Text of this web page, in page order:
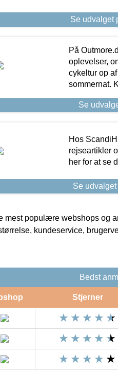
Se udvalget
På
oplevelser,
cykeltur op
sommernat.
Se
Hos
rejseartikler
her for at se
Se
mest populære webshops og
kundeservice,
Bedst
Stjerner